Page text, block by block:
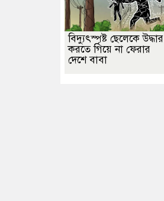
বিদ্যুৎস্পৃষ্ট ছেলেকে উদ্ধার
করতে গিয়ে না ফেরার
দেশে বাবা